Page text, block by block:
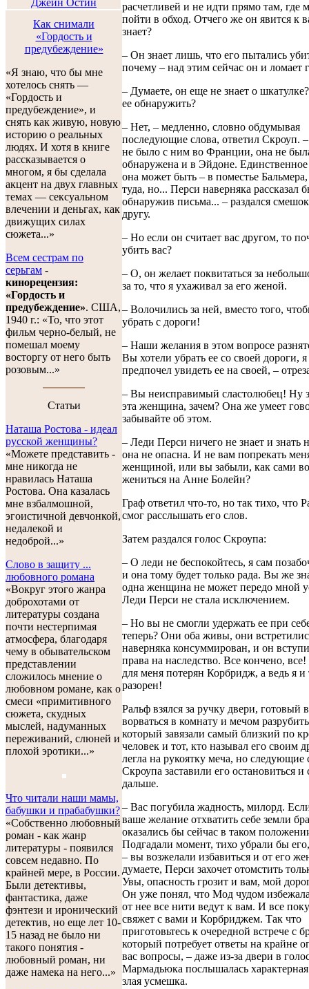
Как снимали
«Гордость и
предубеждение»
«Я знаю, что бы мне
хотелось снять —
«Гордость и
предубеждение», и
снять как живую, новую
историю о реальных
людях. И хотя в книге
рассказывается о
многом, я бы сделала
акцент на двух главных
темах — сексуальном
влечении и деньгах, как
движущих силах
сюжета...»
Всем сестрам по
серьгам -
кинорецензия:
«Гордость и
предубеждение». США,
1940 г.: «То, что этот
фильм черно-белый, не
помешал моему
восторгу от него быть
розовым...»
Cтатьи
Наташа Ростова - идеал
русской женщины?
«Можете представить -
мне никогда не
нравилась Наташа
Ростова. Она казалась
мне взбалмошной,
эгоистичной девчонкой,
недалекой и
недоброй...»
Слово в защиту ...
любовного романа
«Вокруг этого жанра
доброхотами от
литературы создана
почти нестерпимая
атмосфера, благодаря
чему в обывательском
представлении
сложилось мнение о
любовном романе, как о
смеси «примитивного
сюжета, скудных
мыслей, надуманных
переживаний, слюней и
плохой эротики...»
Что читали наши мамы,
бабушки и прабабушки?
«Собственно любовный
роман - как жанр
литературы - появился
совсем недавно. По
крайней мере, в России.
Были детективы,
фантастика, даже
фэнтези и иронический
детектив, но еще лет 10-
15 назад не было ни
такого понятия -
любовный роман, ни
даже намека на него...»
расчетливей и не идти прямо там, где
пойти в обход. Отчего же он явится к
знает?
– Он знает лишь, что его пытались
почему – над этим сейчас он и ломает
– Думаете, он еще не знает о
ее обнаружить?
– Нет, – медленно, словно обдумывая
последующие слова, ответил Скроуп.
не было с ним во Франции, она не
обнаружена и в Эйдоне. Единственное
она может быть – в поместье Бальмера,
туда, но... Перси наверняка рассказал
обнаружив письма... – раздался
другу.
– Но если он считает вас другом, то
убить вас?
– О, он желает поквитаться за
за то, что я ухаживал за его женой.
– Волочились за ней, вместо того,
убрать с дороги!
– Наши желания в этом вопросе
Вы хотели убрать ее со своей дороги,
предпочел увидеть ее на своей, –
– Вы неисправимый сластолюбец! Ну
эта женщина, зачем? Она же умеет
забывайте об этом.
– Леди Перси ничего не знает и знать
она не опасна. И не вам попрекать
женщиной, или вы забыли, как сами
жениться на Анне Болейн?
Граф ответил что-то, но так тихо, что
смог расслышать его слов.
Затем раздался голос Скроупа:
– О леди не беспокойтесь, я сам
и она тому будет только рада. Вы же
одна женщина не может передо мной
Леди Перси не стала исключением.
– Но вы не смогли удержать ее при
теперь? Они оба живы, они
наверняка консуммирован, и он
права на наследство. Все кончено, все!
для меня потерян Корбридж, а ведь я и
разорен!
Ральф взялся за ручку двери, готовый
ворваться в комнату и мечом
который завязали самый близкий по
человек и тот, кто называл его своим
легла на рукоятку меча, но следующие
Скроупа заставили его остановиться и
дальше.
– Вас погубила жадность, милорд.
ваше желание отхватить себе земли
оказались бы сейчас в таком
Подгадали момент, тихо убрали бы
– вы возжелали избавиться и от его
думаете, Перси захочет отомстить
Увы, опасность грозит и вам, мой
Он уже понял, что Мод чудом
от нее все нити ведут к вам. И все
свяжет с вами и Корбриджем. Так что
приготовьтесь к очередной встрече с
который потребует ответы на крайне
вас вопросы, – даже из-за двери в
Мармадьюка послышалась
злая усмешка.